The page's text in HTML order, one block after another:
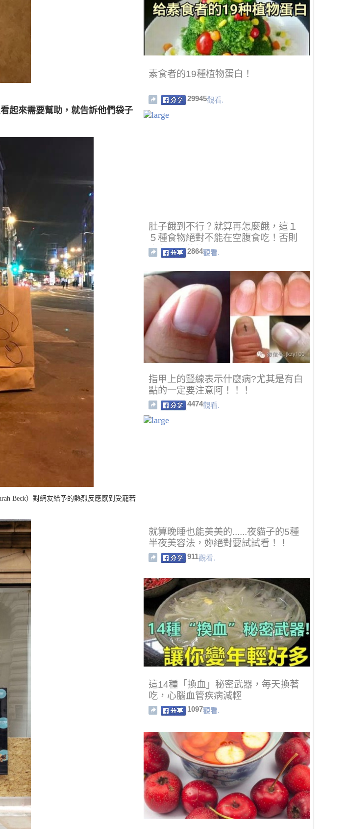
起來需要幫助，就告訴他們袋子
Beck）對網友給予的熱烈反應感到受寵若
素食者的19種植物蛋白！
29945觀看.
肚子餓到不行？就算再怎麼餓，這１
５種食物絕對不能在空腹食吃！否則
會有嚴重的後果...
2864觀看.
指甲上的豎線表示什麼病?尤其是有白
點的一定要注意阿！！！
4474觀看.
就算晚睡也能美美的......夜貓子的5種
半夜美容法，妳絕對要試試看！！
911觀看.
這14種「換血」秘密武器，每天換著
吃，心腦血管疾病減輕
1097觀看.